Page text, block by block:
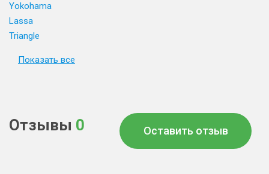
Yokohama
Lassa
Triangle
Показать все
Отзывы 0 Оставить отзыв